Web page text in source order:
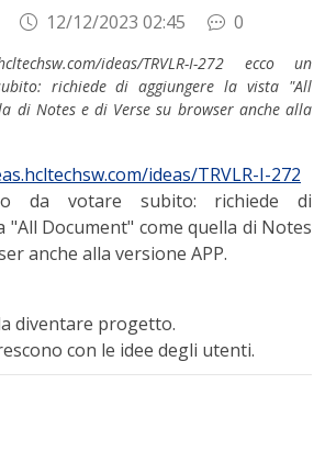
12/12/2023 02:45 0
ideas/TRVLR-I-272 ecco un
richiede di aggiungere la vista "All
di Notes e di Verse su browser anche alla
ideas/TRVLR-I-272
da votare subito: richiede di
Document" come quella di Notes
anche alla versione APP.
diventare progetto.
con le idee degli utenti.